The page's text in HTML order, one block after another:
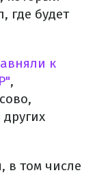
где будет
к
,
в том числе